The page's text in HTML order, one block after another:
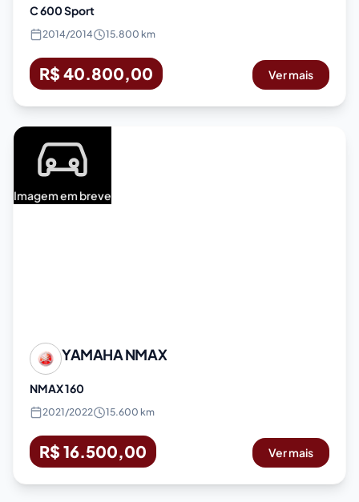
C 600 Sport
2014/2014 15.800 km
R$ 40.800,00 Ver mais
Imagem em breve
YAMAHANMAX
NMAX 160
2021/2022 15.600 km
R$ 16.500,00 Ver mais